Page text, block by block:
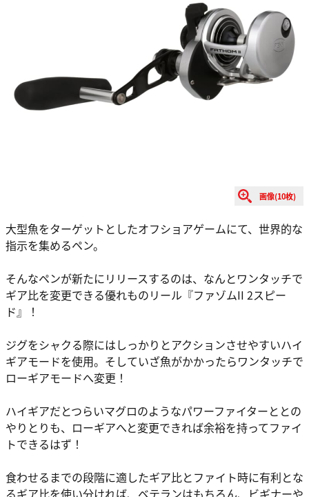
画像(10枚)
大型魚をターゲットとしたオフショアゲームにて、世界的な
指示を集めるペン。
そんなペンが新たにリリースするのは、なんとワンタッチで
ギア比を変更できる優れものリール『ファゾムII 2スピー
ド』！
ジグをシャクる際にはしっかりとアクションさせやすいハイ
ギアモードを使用。そしていざ魚がかかったらワンタッチで
ローギアモードへ変更！
ハイギアだとつらいマグロのようなパワーファイターととの
やりとりも、ローギアへと変更できれば余裕を持ってファイ
トできるはず！
食わせるまでの段階に適したギア比とファイト時に有利とな
るギア比を使い分ければ、ベテランはもちろん、ビギナーや